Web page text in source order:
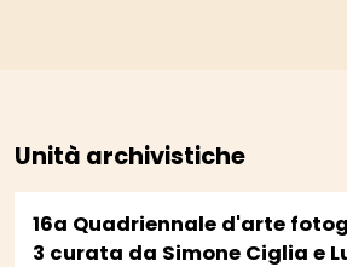
Unità archivistiche
16a Quadriennale d'arte
3 curata da Simone Ciglia e